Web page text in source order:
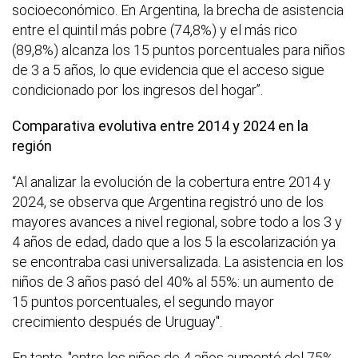
socioeconómico. En Argentina, la brecha de asistencia
entre el quintil más pobre (74,8%) y el más rico
(89,8%) alcanza los 15 puntos porcentuales para niños
de 3 a 5 años, lo que evidencia que el acceso sigue
condicionado por los ingresos del hogar”.
Comparativa evolutiva entre 2014 y 2024 en la
región
“Al analizar la evolución de la cobertura entre 2014 y
2024, se observa que Argentina registró uno de los
mayores avances a nivel regional, sobre todo a los 3 y
4 años de edad, dado que a los 5 la escolarización ya
se encontraba casi universalizada. La asistencia en los
niños de 3 años pasó del 40% al 55%: un aumento de
15 puntos porcentuales, el segundo mayor
crecimiento después de Uruguay".